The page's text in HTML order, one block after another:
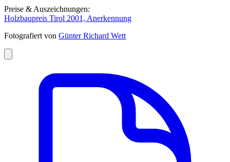
Preise & Auszeichnungen:
Holzbaupreis Tirol 2001, Anerkennung
Fotografiert von Günter Richard Wett